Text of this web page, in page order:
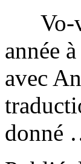
Vo-vf
année
avec
donné